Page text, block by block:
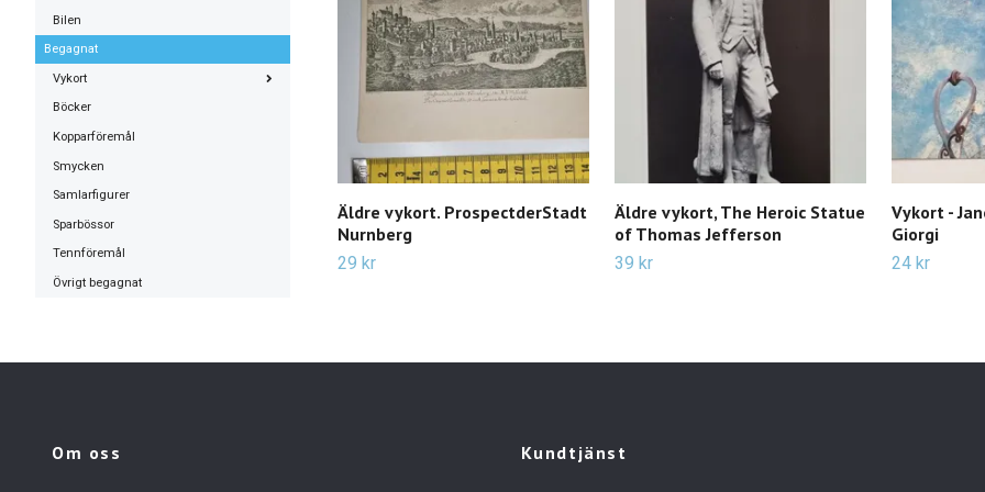
Bilen
Begagnat
Vykort
Böcker
Kopparföremål
Smycken
Samlarfigurer
Sparbössor
Tennföremål
Övrigt begagnat
Äldre vykort. ProspectderStadt
Nurnberg
29 kr
Äldre vykort, The Heroic Statue
of Thomas Jefferson
39 kr
Vykort -
Giorgi
24 kr
Om oss Kundtjänst